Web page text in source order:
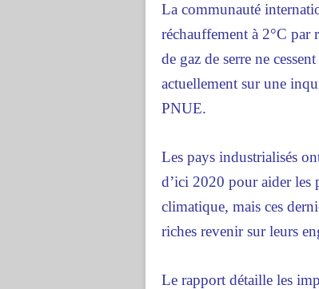
La communauté
réchauffement à 2°C par
de gaz de serre ne
actuellement sur une
PNUE.
Les pays industrialisés
d’ici 2020 pour aider les
climatique, mais ces
riches revenir sur leurs
Le rapport détaille les